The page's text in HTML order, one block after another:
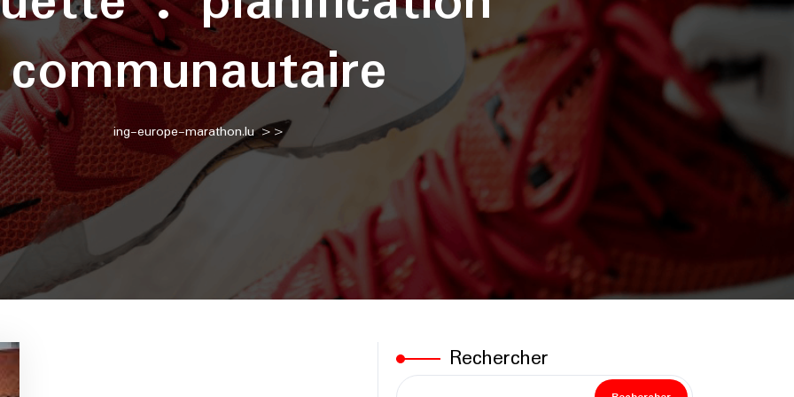
communautaire
ing-europe-marathon.lu>>
Rechercher